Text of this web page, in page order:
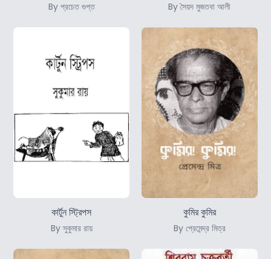
By প্রচেত গুপ্ত By সৈয়দ মুজতবা আলী
কার্টুন স্ট্রিপস
By সুকুমার রায়
কুমির কুমির
By প্রেমেন্দ্র মিত্র